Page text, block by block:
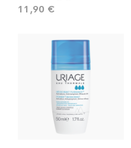
11,90 €